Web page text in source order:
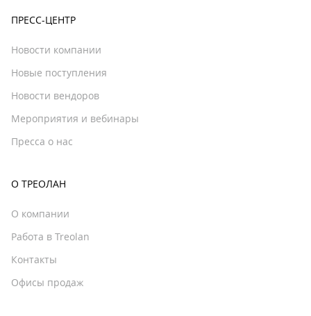
ПРЕСС-ЦЕНТР
Новости компании
Новые поступления
Новости вендоров
Мероприятия и вебинары
Пресса о нас
О ТРЕОЛАН
О компании
Работа в Treolan
Контакты
Офисы продаж